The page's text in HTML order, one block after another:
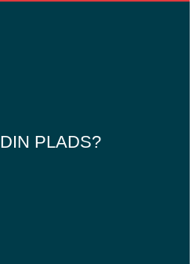
DIN PLADS?